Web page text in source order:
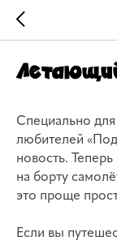
Специально
любителей
новость.
на борту
это проще
Если вы